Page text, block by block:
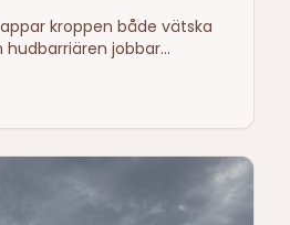
kroppen både vätska
jobbar
utifrån.